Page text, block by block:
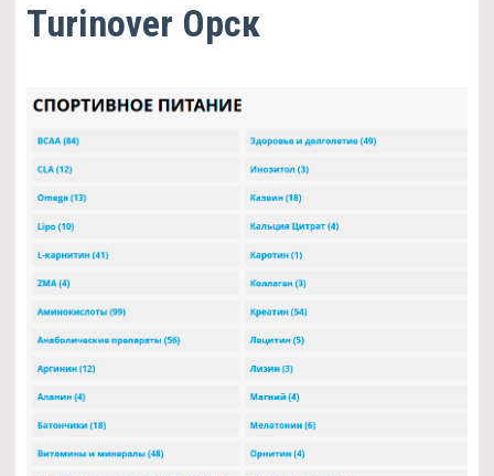
Turinover Орск